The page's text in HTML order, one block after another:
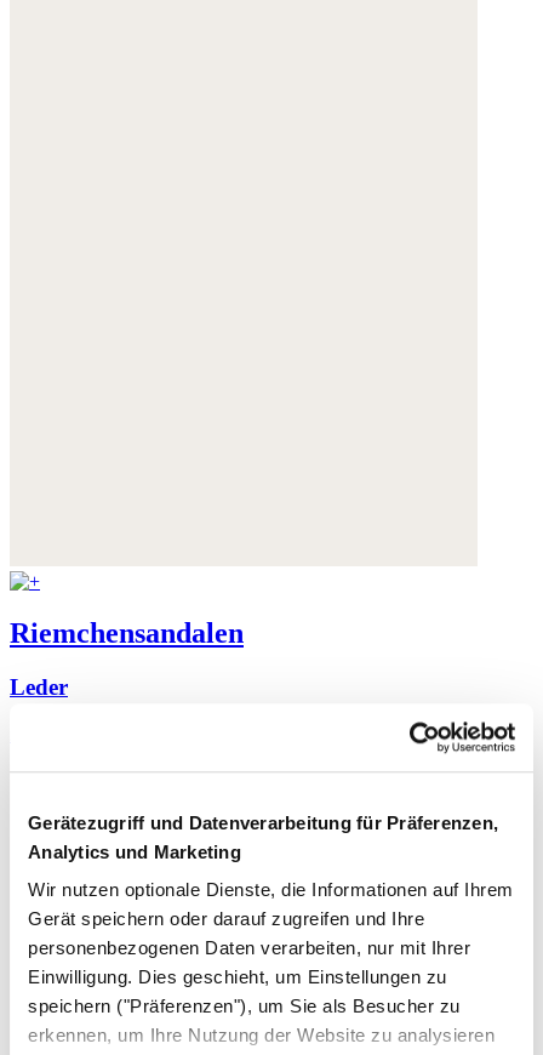
Gerätezugriff und Datenverarbeitung für Präferenzen,
Analytics und Marketing
Wir nutzen optionale Dienste, die Informationen auf Ihrem
Gerät speichern oder darauf zugreifen und Ihre
personenbezogenen Daten verarbeiten, nur mit Ihrer
Einwilligung. Dies geschieht, um Einstellungen zu
speichern ("Präferenzen"), um Sie als Besucher zu
erkennen, um Ihre Nutzung der Website zu analysieren
Riemchensandalen
Leder